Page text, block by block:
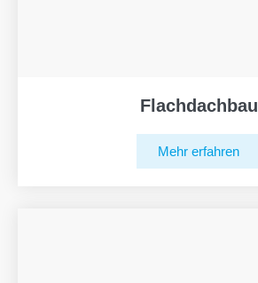
Flachdachbau
Mehr erfahren